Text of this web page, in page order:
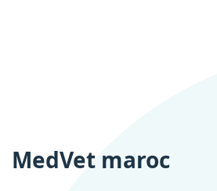
MedVet maroc